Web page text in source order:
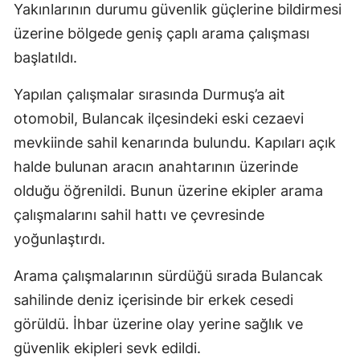
Yakınlarının durumu güvenlik güçlerine bildirmesi
üzerine bölgede geniş çaplı arama çalışması
başlatıldı.
Yapılan çalışmalar sırasında Durmuş’a ait
otomobil, Bulancak ilçesindeki eski cezaevi
mevkiinde sahil kenarında bulundu. Kapıları açık
halde bulunan aracın anahtarının üzerinde
olduğu öğrenildi. Bunun üzerine ekipler arama
çalışmalarını sahil hattı ve çevresinde
yoğunlaştırdı.
Arama çalışmalarının sürdüğü sırada Bulancak
sahilinde deniz içerisinde bir erkek cesedi
görüldü. İhbar üzerine olay yerine sağlık ve
güvenlik ekipleri sevk edildi.